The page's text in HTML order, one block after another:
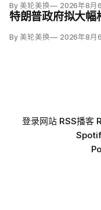
限陆地入侵仍属低概率
兰、无人机进入罗马尼
By 美轮美换 2026年8月
特朗普政府拟大幅
By 美轮美换 2026年8月
登录网站 RSS播客